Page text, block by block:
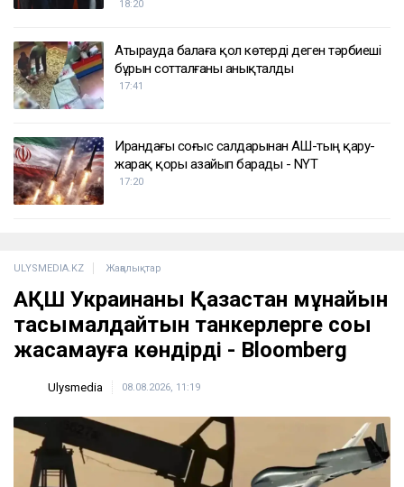
ҚАЗІР ОҚЫЛЫП ЖАТЫР
Қазақстандық файтер UFC-дегі жеңісінен кейін
BTS-тің концертіне тур алған 100-ге жуық
Атырауда балаға қол көтерді деген тәрбиеші
бұрын сотталғаны анықталды
жарақ қоры азайып барады - NYT